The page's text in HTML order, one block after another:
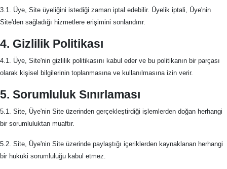
3.1. Üye, Site üyeliğini istediği zaman iptal edebilir. Üyelik iptali, Üye'nin
Site'den sağladığı hizmetlere erişimini sonlandırır.
4. Gizlilik Politikası
4.1. Üye, Site'nin gizlilik politikasını kabul eder ve bu politikanın bir parçası
olarak kişisel bilgilerinin toplanmasına ve kullanılmasına izin verir.
5. Sorumluluk Sınırlaması
5.1. Site, Üye'nin Site üzerinden gerçekleştirdiği işlemlerden doğan herhangi
bir sorumluluktan muaftır.
5.2. Site, Üye'nin Site üzerinde paylaştığı içeriklerden kaynaklanan herhangi
bir hukuki sorumluluğu kabul etmez.